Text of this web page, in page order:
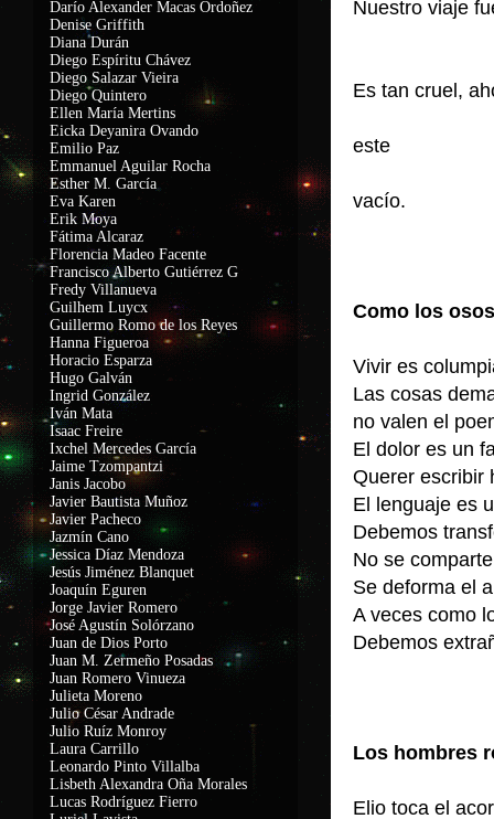
Nuestro viaje
Es tan cruel,
este
vacío.
Como los osos
Vivir es
Las cosas
no valen el
El dolor es un
Querer escribir
El lenguaje es
Debemos
No se
Se deforma el
A veces como
Debemos
Los hombres
Elio toca el
Darío Alexander Macas Ordoñez
Denise Griffith
Diana Durán
Diego Espíritu Chávez
Diego Salazar Vieira
Diego Quintero
Ellen María Mertins
Eicka Deyanira Ovando
Emilio Paz
Emmanuel Aguilar Rocha
Esther M. García
Eva Karen
Erik Moya
Fátima Alcaraz
Florencia Madeo Facente
Francisco Alberto Gutiérrez G
Fredy Villanueva
Guilhem Luycx
Guillermo Romo de los Reyes
Hanna Figueroa
Horacio Esparza
Hugo Galván
Ingrid González
Iván Mata
Isaac Freire
Ixchel Mercedes García
Jaime Tzompantzi
Janis Jacobo
Javier Bautista Muñoz
Javier Pacheco
Jazmín Cano
Jessica Díaz Mendoza
Jesús Jiménez Blanquet
Joaquín Eguren
Jorge Javier Romero
José Agustín Solórzano
Juan de Dios Porto
Juan M. Zermeño Posadas
Juan Romero Vinueza
Julieta Moreno
Julio César Andrade
Julio Ruíz Monroy
Laura Carrillo
Leonardo Pinto Villalba
Lisbeth Alexandra Oña Morales
Lucas Rodríguez Fierro